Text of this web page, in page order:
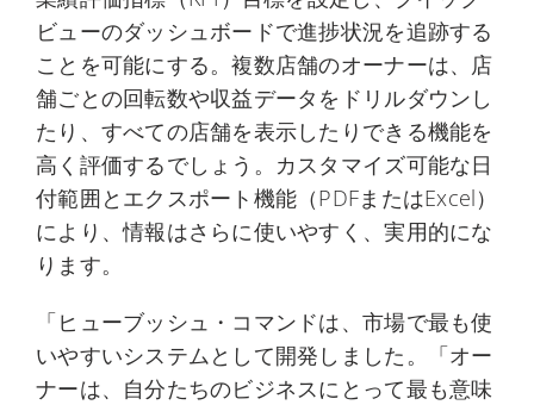
ビューのダッシュボードで進捗状況を追跡する
ことを可能にする。複数店舗のオーナーは、店
舗ごとの回転数や収益データをドリルダウンし
たり、すべての店舗を表示したりできる機能を
高く評価するでしょう。カスタマイズ可能な日
付範囲とエクスポート機能（PDFまたはExcel）
により、情報はさらに使いやすく、実用的にな
ります。
「ヒューブッシュ・コマンドは、市場で最も使
いやすいシステムとして開発しました。「オー
ナーは、自分たちのビジネスにとって最も意味